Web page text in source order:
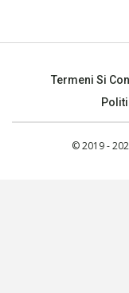
Termeni Si
© 2019 -